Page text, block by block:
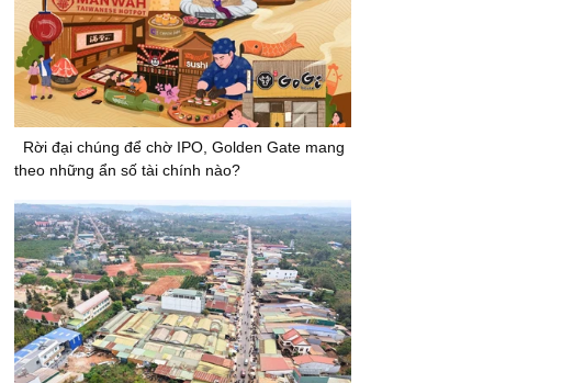
Rời đại chúng để chờ IPO, Golden Gate mang
theo những ẩn số tài chính nào?